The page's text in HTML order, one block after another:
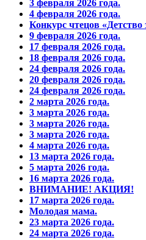
3 февраля 2026 года.
4 февраля 2026 года.
Конкурс чтецов «Детство
9 февраля 2026 года.
17 февраля 2026 года.
18 февраля 2026 года.
24 февраля 2026 года.
20 февраля 2026 года.
24 февраля 2026 года.
2 марта 2026 года.
3 марта 2026 года.
3 марта 2026 года.
3 марта 2026 года.
4 марта 2026 года.
13 марта 2026 года.
5 марта 2026 года.
16 марта 2026 года.
ВНИМАНИЕ! АКЦИЯ!
17 марта 2026 года.
Молодая мама.
23 марта 2026 года.
24 марта 2026 года.